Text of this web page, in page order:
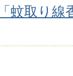
蚊取り